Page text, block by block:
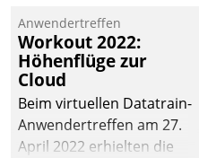
Quartier. Dazwischen
zeigte Datatrain, was es
Neues zu bieten hat.
Anwendertreffen
Workout 2022:
Höhenflüge zur
Cloud
Beim virtuellen Datatrain-
Anwendertreffen am 27.
April 2022 erhielten die